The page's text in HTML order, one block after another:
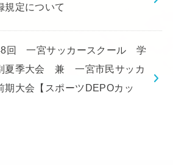
規定について
回 一宮サッカースクール 学
夏季大会 兼 一宮市民サッカ
期大会【スポーツDEPOカッ